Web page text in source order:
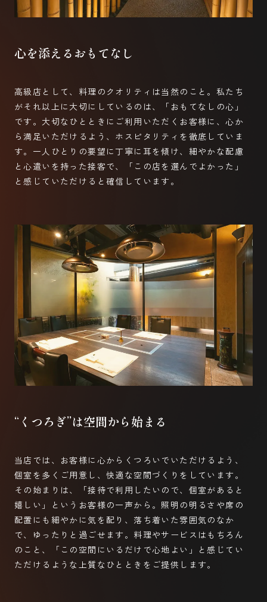
心を添えるおもてなし
高級店として、料理のクオリティは当然のこと。私たち
がそれ以上に大切にしているのは、「おもてなしの心」
です。大切なひとときにご利用いただくお客様に、心か
ら満足いただけるよう、ホスピタリティを徹底していま
す。一人ひとりの要望に丁寧に耳を傾け、細やかな配慮
と心遣いを持った接客で、「この店を選んでよかった」
と感じていただけると確信しています。
“くつろぎ”は空間から始まる
当店では、お客様に心からくつろいでいただけるよう、
個室を多くご用意し、快適な空間づくりをしています。
その始まりは、「接待で利用したいので、個室があると
嬉しい」というお客様の一声から。照明の明るさや席の
配置にも細やかに気を配り、落ち着いた雰囲気のなか
で、ゆったりと過ごせます。料理やサービスはもちろん
のこと、「この空間にいるだけで心地よい」と感じてい
ただけるような上質なひとときをご提供します。